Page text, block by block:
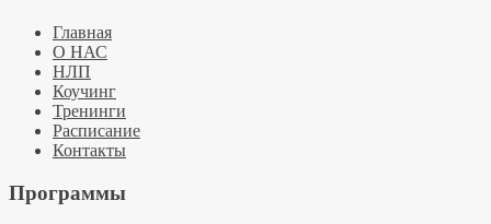
Главная
О НАС
НЛП
Коучинг
Тренинги
Расписание
Контакты
Программы